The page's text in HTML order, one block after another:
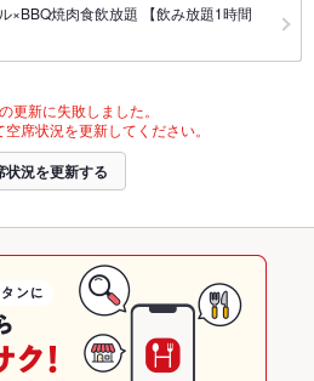
×BBQ焼肉食飲放題 【飲み放題1時間
更新に失敗しました。
席状況を更新してください。
状況を更新する